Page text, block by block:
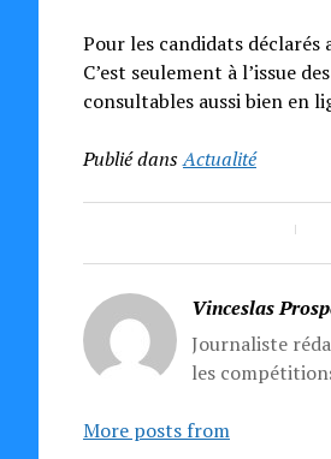
Pour les candidats déclarés
C’est seulement à l’issue
consultables aussi bien en
Publié dansActualité
Vinceslas
Journaliste
les
More posts from